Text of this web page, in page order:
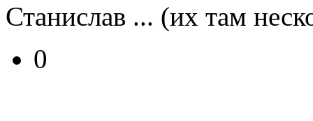
Станислав ... (их там
0